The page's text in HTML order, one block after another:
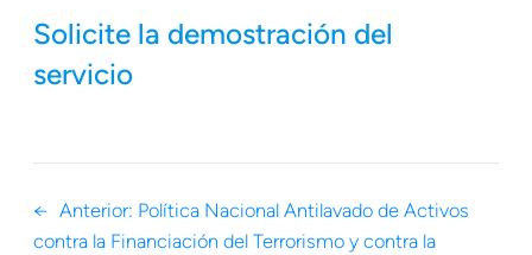
Solicite la demostración del
servicio
← Anterior: Política Nacional Antilavado de Activos
contra la Financiación del Terrorismo y contra la